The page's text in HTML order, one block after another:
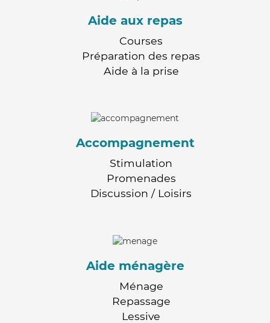
Aide aux repas
Courses
Préparation des repas
Aide à la prise
Accompagnement
Stimulation
Promenades
Discussion / Loisirs
Aide ménagère
Ménage
Repassage
Lessive